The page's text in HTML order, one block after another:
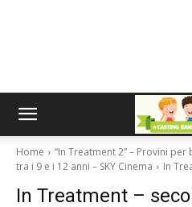
Home
“In Treatment 2” – Provini
tra i 9 e i 12 anni – SKY Cinema
In
In Treatment –